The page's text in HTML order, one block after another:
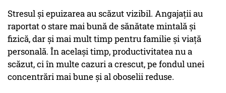
Stresul și epuizarea au scăzut vizibil. Angajații au
raportat o stare mai bună de sănătate mintală și
fizică, dar și mai mult timp pentru familie și viață
personală. În același timp, productivitatea nu a
scăzut, ci în multe cazuri a crescut, pe fondul unei
concentrări mai bune și al oboselii reduse.